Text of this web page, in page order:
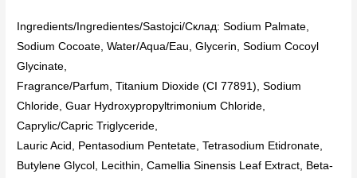
Ingredients/Ingredientes/Sastojci/Склад: Sodium Palmate,
Sodium Cocoate, Water/Aqua/Eau, Glycerin, Sodium Cocoyl
Glycinate,
Fragrance/Parfum, Titanium Dioxide (CI 77891), Sodium
Chloride, Guar Hydroxypropyltrimonium Chloride,
Caprylic/Capric Triglyceride,
Lauric Acid, Pentasodium Pentetate, Tetrasodium Etidronate,
Butylene Glycol, Lecithin, Camellia Sinensis Leaf Extract, Beta-